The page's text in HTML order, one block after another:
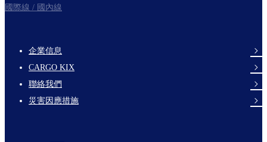
國際線 / 國內線
footer-
links-
en-
企業信息
CARGO KIX
聯絡我們
災害因應措施